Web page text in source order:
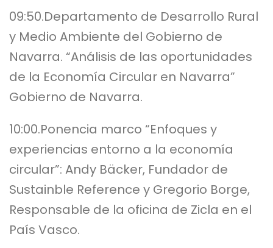
09:50.Departamento de Desarrollo Rural
y Medio Ambiente del Gobierno de
Navarra. “Análisis de las oportunidades
de la Economía Circular en Navarra”
Gobierno de Navarra.
10:00.Ponencia marco “Enfoques y
experiencias entorno a la economía
circular”: Andy Bäcker, Fundador de
Sustainble Reference y Gregorio Borge,
Responsable de la oficina de Zicla en el
País Vasco.